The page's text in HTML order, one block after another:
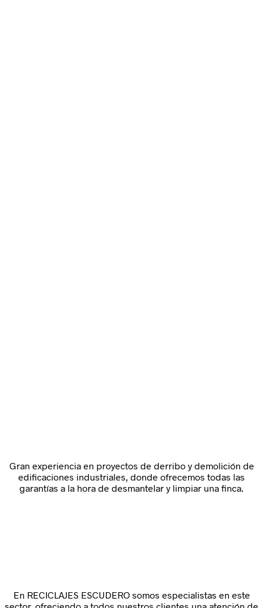
En RECICLAJES ESCUDERO somos especialistas en este
Gran experiencia en proyectos de derribo y demolición de
edificaciones industriales, donde ofrecemos todas las
garantías a la hora de desmantelar y limpiar una finca.